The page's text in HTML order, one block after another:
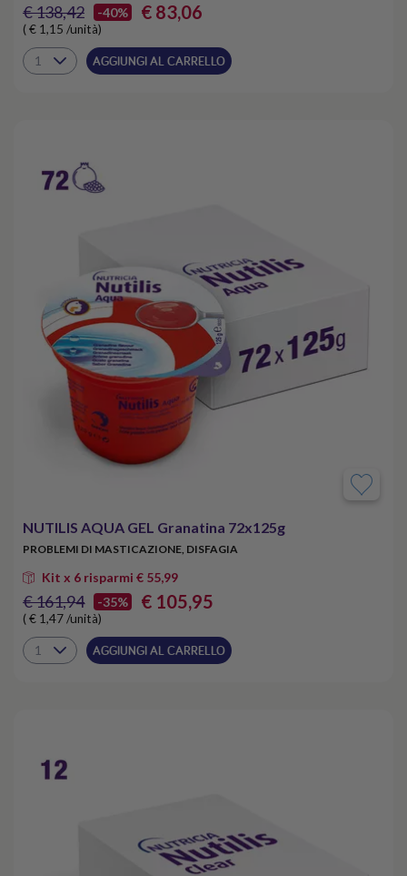
€ 138,42 -40% € 83,06
( € 1,15 /unità)
AGGIUNGI AL CARRELLO
NUTILIS AQUA GEL Granatina 72x125g
PROBLEMI DI MASTICAZIONE, DISFAGIA
Kit x 6 risparmi € 55,99
€ 161,94 -35% € 105,95
( € 1,47 /unità)
AGGIUNGI AL CARRELLO